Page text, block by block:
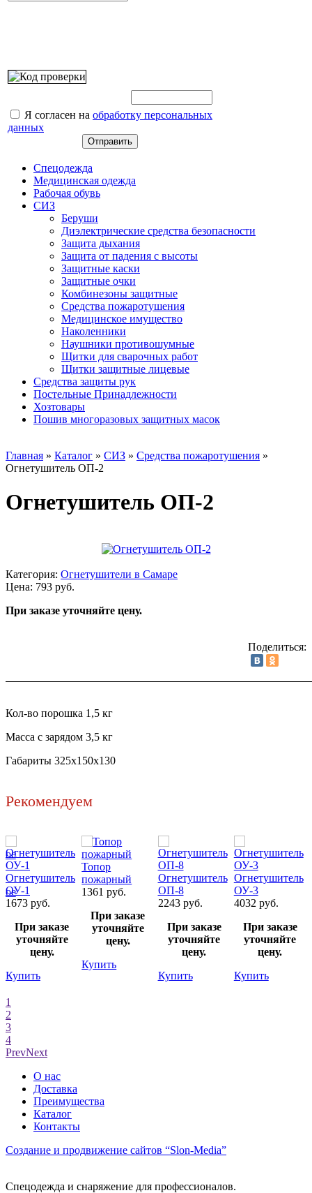
Я согласен на обработку персональных
данных
Спецодежда
Медицинская одежда
Рабочая обувь
СИЗ
Беруши
Диэлектрические средства безопасности
Защита дыхания
Защита от падения с высоты
Защитные каски
Защитные очки
Комбинезоны защитные
Средства пожаротушения
Медицинское имущество
Наколенники
Наушники противошумные
Щитки для сварочных работ
Щитки защитные лицевые
Средства защиты рук
Постельные Принадлежности
Хозтовары
Пошив многоразовых защитных масок
Главная » Каталог » СИЗ » Средства пожаротушения »
Огнетушитель ОП-2
Огнетушитель ОП-2
Категория: Огнетушители в Самаре
Цена: 793 руб.
При заказе уточняйте цену.
Поделиться:
Кол-во порошка 1,5 кг
Масса с зарядом 3,5 кг
Габариты 325х150х130
Рекомендуем
Огнетушитель
ОУ-1
1673 руб.
При заказе
уточняйте
цену.
Купить
Топор
пожарный
1361 руб.
При заказе
уточняйте
цену.
Купить
Огнетушитель
ОП-8
2243 руб.
При заказе
уточняйте
цену.
Купить
Огнетушитель
ОУ-3
4032 руб.
При заказе
уточняйте
цену.
Купить
1
2
3
4
PrevNext
О нас
Доставка
Преимущества
Каталог
Контакты
Создание и продвижение сайтов “Slon-Media”
Спецодежда и снаряжение для профессионалов.